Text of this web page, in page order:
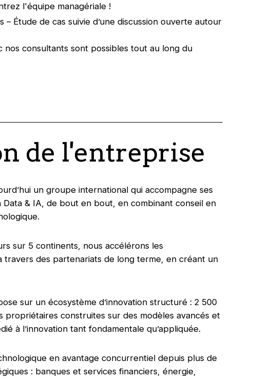
l'équipe managériale !
Étude de cas suivie d’une discussion ouverte autour
nos consultants sont possibles tout au long du
de l'entreprise
un groupe international qui accompagne ses
& IA, de bout en bout, en combinant conseil en
sur 5 continents, nous accélérons les
travers des partenariats de long terme, en créant un
sur un écosystème d’innovation structuré : 2 500
propriétaires construites sur des modèles avancés et
à l’innovation tant fondamentale qu’appliquée.
en avantage concurrentiel depuis plus de
: banques et services financiers, énergie,